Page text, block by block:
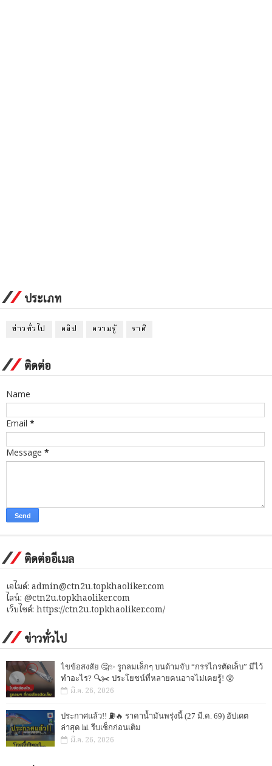
ประเภท
ข่าวทั่วไป คลิป ความรู้ ราศี
ติดต่อ
Name
Email *
Message *
ติดต่ออีเมล
เอไมด์: admin@ctn2u.topkhaoliker.com
ไลน์: @ctn2u.topkhaoliker.com
เว็บไซต์: https://ctn2u.topkhaoliker.com/
ข่าวทั่วไป
ไขข้อสงสัย 🤔✨ รูกลมเล็กๆ บนด้ามจับ “กรรไกรตัดเล็บ” มีไว้
ทำอะไร? 🔍✂️ ประโยชน์ที่หลายคนอาจไม่เคยรู้! 😲
มี.ค. 26, 2026
ประกาศแล้ว!! ⛽🔥 ราคาน้ำมันพรุ่งนี้ (27 มี.ค. 69) อัปเดต
ล่าสุด 📊 รีบเช็กก่อนเติม
มี.ค. 26, 2026